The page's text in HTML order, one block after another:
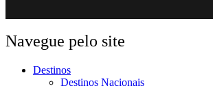
Navegue pelo site
Destinos
Destinos Nacionais